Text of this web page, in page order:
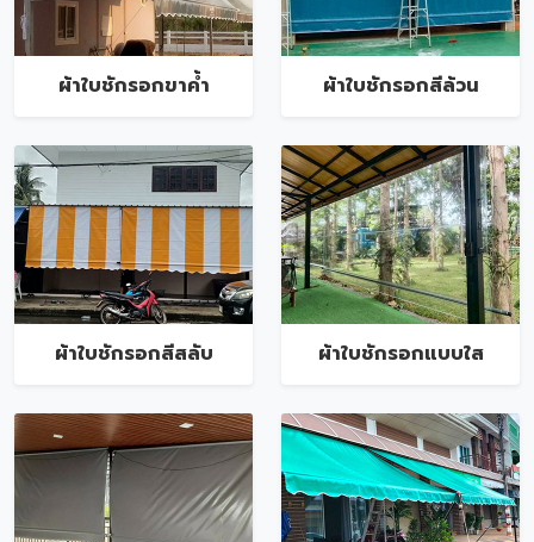
ผ้าใบชักรอกขาค้ำ ผ้าใบชักรอกสีล้วน
ผ้าใบชักรอกสีสลับ ผ้าใบชักรอกแบบใส